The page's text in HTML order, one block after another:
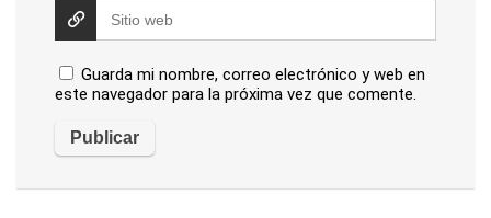
Guarda mi nombre, correo electrónico y web en
este navegador para la próxima vez que comente.